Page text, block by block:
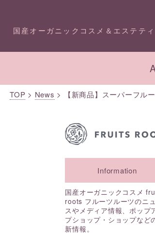
国産オーガニックコスメ＆エステテ
プロダクトTOP
スキンケア
ライフスタイルケア
エステTOP
今月のキャンペーン
フェイシャル
オーガニックコスメ・
TOP > News > 【新商品】スーパーフル
Information
国産オーガニックコスメ
roots フルーツルーツのニ
スやメディア情報、ポップ
プショップ・ショップなど
新情報。